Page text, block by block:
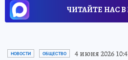
ЧИТАЙТЕ НАС
НОВОСТИ ОБЩЕСТВО 4 июня 2026